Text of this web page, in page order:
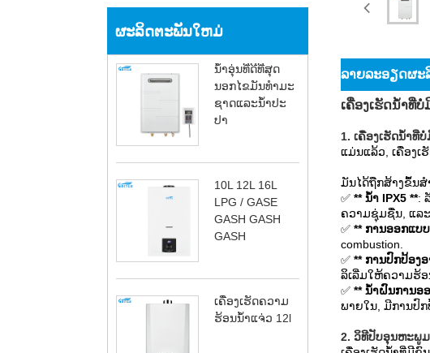
ຜະລິດຕະພັນໃຫມ່
ນ້ໍາອຸ່ນທີ່ດີທີ່ສຸດ
ນອກໄຂມັນທໍາມະ
ຊາດແລະນ້ໍາປະ
ປາ
10L 12L 16L
LPG / GASE
GASH GASH
GASH
ເຄື່ອງເຮັດຄວາມ
ຮ້ອນນ້ໍາແຈ່ວ 12l
ລາຍ​ລະ​ອຽດ​ຜະ​
ເຄື່ອງເຮັດນ້ໍາທີ່
1. ເຄື່ອງເຮັດນ້ໍາທີ່
ແມ່ນແລ້ວ, ເຄື່ອງເ
ມັນໄດ້ຖືກສ້າງຂຶ້ນ
✅ ** ນ້ໍາ IPX5 **:
ຄວາມຊຸ່ມຊື່ນ, ແລ
✅ ** ການອອກແບ
combustion.
✅ ** ການປົກປ້ອງ
ລິເລີ່ມໃຫ້ຄວາມຮ້
✅ ** ນ້ໍາຝົນການອ
ພາຍໃນ, ມີການປົ
2. ວິທີປັບອຸນຫະພູ